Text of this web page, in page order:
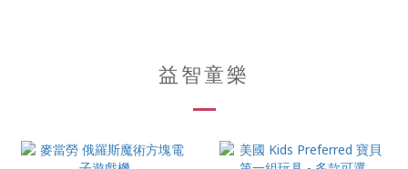
益智童樂